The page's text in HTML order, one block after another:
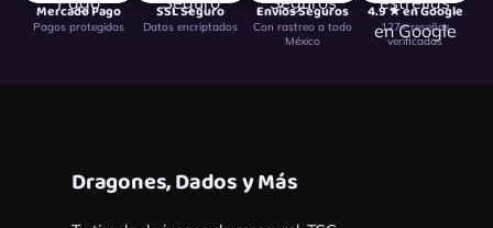
Mercado Pago
Pagos protegidos
SSL Seguro
Datos encriptados
Envíos Seguros
Con rastreo a todo
México
4.9 ★ en Google
127+ reseñas
verificadas
Dragones, Dados y Más